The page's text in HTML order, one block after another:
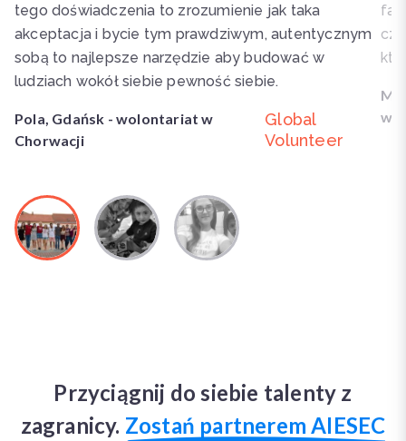
tego doświadczenia to zrozumienie jak taka
akceptacja i bycie tym prawdziwym, autentycznym
sobą to najlepsze narzędzie aby budować w
ludziach wokół siebie pewność siebie.
Pola, Gdańsk - wolontariat w
Chorwacji
Global
Volunteer
w
Przyciągnij do siebie talenty z
zagranicy. Zostań partnerem AIESEC